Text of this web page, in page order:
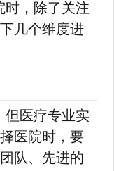
时，除了关注
几个维度进
但医疗专业实
医院时，要
队、先进的